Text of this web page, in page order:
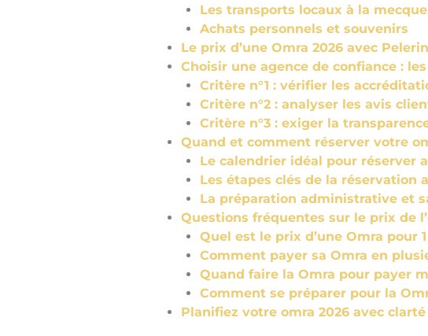
Les transports locaux à la
Achats personnels et souvenirs
Le prix d’une Omra 2026 avec
Choisir une agence de confiance :
Critère n°1 : vérifier les
Critère n°2 : analyser les avis
Critère n°3 : exiger la
Quand et comment réserver votre
Le calendrier idéal pour réserver
Les étapes clés de la réservation
La préparation administrative et
Questions fréquentes sur le prix de
Quel est le prix d’une Omra pour
Comment payer sa Omra en
Quand faire la Omra pour payer
Comment se préparer pour la
Planifiez votre omra 2026 avec